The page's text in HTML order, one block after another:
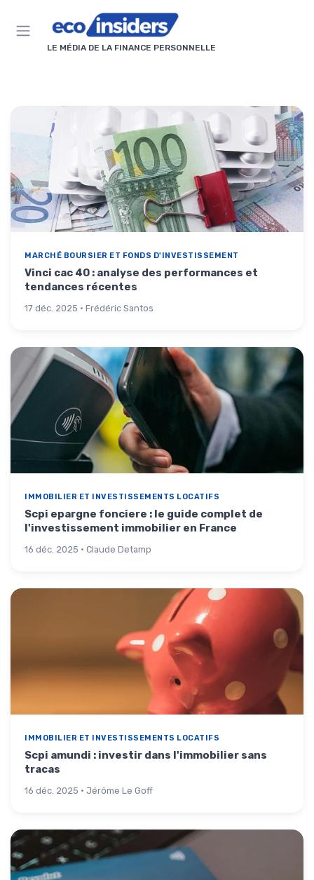
LE MÉDIA DE LA FINANCE PERSONNELLE
MARCHÉ BOURSIER ET FONDS D'INVESTISSEMENT
Vinci cac 40 : analyse des performances et
tendances récentes
17 déc. 2025 · Frédéric Santos
IMMOBILIER ET INVESTISSEMENTS LOCATIFS
Scpi epargne fonciere : le guide complet de
l'investissement immobilier en France
16 déc. 2025 · Claude Detamp
IMMOBILIER ET INVESTISSEMENTS LOCATIFS
Scpi amundi : investir dans l'immobilier sans
tracas
16 déc. 2025 · Jérôme Le Goff